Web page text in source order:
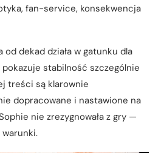
fan-service, konsekwencja
dekad działa w gatunku dla
pokazuje stabilność szczególnie
treści są klarownie
dopracowane i nastawione na
nie zrezygnowała z gry —
warunki.